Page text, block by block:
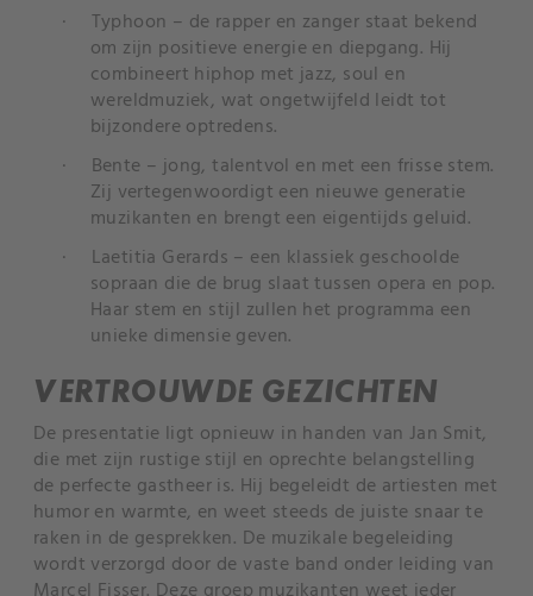
·
Typhoon – de rapper en zanger staat bekend
om zijn positieve energie en diepgang. Hij
combineert hiphop met jazz, soul en
wereldmuziek, wat ongetwijfeld leidt tot
bijzondere optredens.
·
Bente – jong, talentvol en met een frisse stem.
Zij vertegenwoordigt een nieuwe generatie
muzikanten en brengt een eigentijds geluid.
·
Laetitia Gerards – een klassiek geschoolde
sopraan die de brug slaat tussen opera en pop.
Haar stem en stijl zullen het programma een
unieke dimensie geven.
VERTROUWDE GEZICHTEN
De presentatie ligt opnieuw in handen van Jan Smit,
die met zijn rustige stijl en oprechte belangstelling
de perfecte gastheer is. Hij begeleidt de artiesten met
humor en warmte, en weet steeds de juiste snaar te
raken in de gesprekken. De muzikale begeleiding
wordt verzorgd door de vaste band onder leiding van